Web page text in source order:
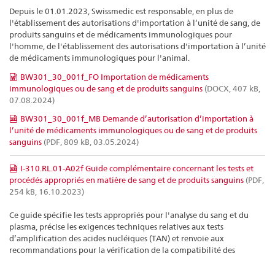
Depuis le 01.01.2023, Swissmedic est responsable, en plus de
l'établissement des autorisations d'importation à l’unité de sang, de
produits sanguins et de médicaments immunologiques pour
l'homme, de l'établissement des autorisations d'importation à l’unité
de médicaments immunologiques pour l'animal.
BW301_30_001f_FO Importation de médicaments
immunologiques ou de sang et de produits sanguins (DOCX, 407 kB,
07.08.2024)
BW301_30_001f_MB Demande d’autorisation d’importation à
l’unité de médicaments immunologiques ou de sang et de produits
sanguins (PDF, 809 kB, 03.05.2024)
I-310.RL.01-A02f Guide complémentaire concernant les tests et
procédés appropriés en matière de sang et de produits sanguins (PDF,
254 kB, 16.10.2023)
Ce guide spécifie les tests appropriés pour l'analyse du sang et du
plasma, précise les exigences techniques relatives aux tests
d’amplification des acides nucléiques (TAN) et renvoie aux
recommandations pour la vérification de la compatibilité des